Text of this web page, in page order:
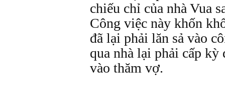
chiếu chỉ của nhà Vua
Công việc này khốn
đã lại phải lăn sả vào
qua nhà lại phải cấp
vào thăm vợ.